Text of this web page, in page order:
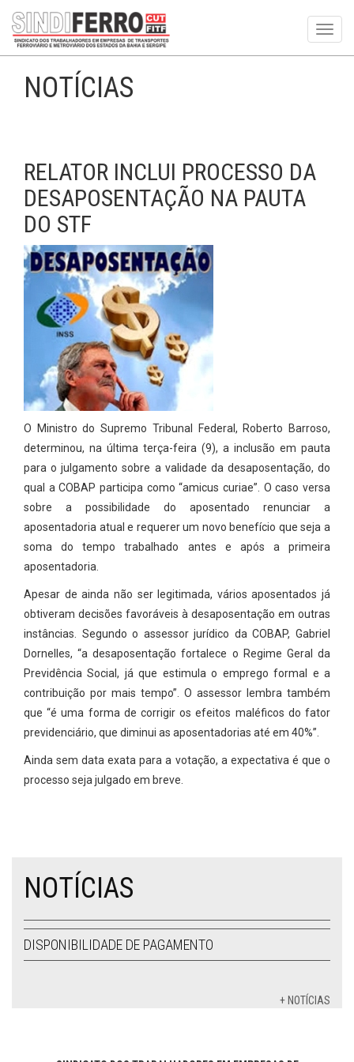
NOTÍCIAS
RELATOR INCLUI PROCESSO DA
DESAPOSENTAÇÃO NA PAUTA
DO STF
O Ministro do Supremo Tribunal Federal, Roberto Barroso,
determinou, na última terça-feira (9), a inclusão em pauta
para o julgamento sobre a validade da desaposentação, do
qual a COBAP participa como “amicus curiae”. O caso versa
sobre a possibilidade do aposentado renunciar a
aposentadoria atual e requerer um novo benefício que seja a
soma do tempo trabalhado antes e após a primeira
aposentadoria.
Apesar de ainda não ser legitimada, vários aposentados já
obtiveram decisões favoráveis à desaposentação em outras
instâncias. Segundo o assessor jurídico da COBAP, Gabriel
Dornelles, “a desaposentação fortalece o Regime Geral da
Previdência Social, já que estimula o emprego formal e a
contribuição por mais tempo”. O assessor lembra também
que “é uma forma de corrigir os efeitos maléficos do fator
previdenciário, que diminui as aposentadorias até em 40%”.
Ainda sem data exata para a votação, a expectativa é que o
processo seja julgado em breve.
NOTÍCIAS
DISPONIBILIDADE DE PAGAMENTO
+ NOTÍCIAS